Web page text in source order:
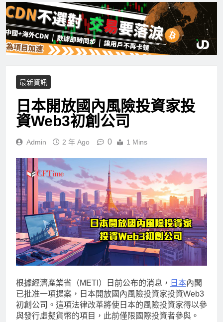
最新資訊
日本開放國內風險投資家投
資Web3初創公司
Admin 2 年 Ago 0 1 Mins
根據經濟產業省（METI）日前公布的消息， 日本內閣
已批准一項提案，日本開放國內風險投資家投資Web3
初創公司。這項法律改革將使日本的風險投資家得以參
與發行虛擬貨幣的項目，此前僅限國際投資者參與。